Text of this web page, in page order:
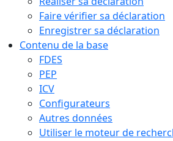
Faire vérifier sa déclaration
Enregistrer sa déclaration
Contenu de la base
FDES
PEP
ICV
Configurateurs
Autres données
Utiliser le moteur de